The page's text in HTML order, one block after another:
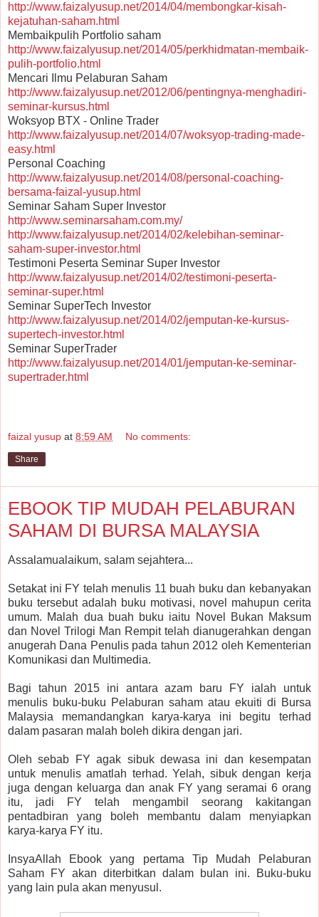
http://www.faizalyusup.net/2014/04/membongkar-kisah-
kejatuhan-saham.html
Membaikpulih Portfolio saham
http://www.faizalyusup.net/2014/05/perkhidmatan-membaik-
pulih-portfolio.html
Mencari Ilmu Pelaburan Saham
http://www.faizalyusup.net/2012/06/pentingnya-menghadiri-
seminar-kursus.html
Woksyop BTX - Online Trader
http://www.faizalyusup.net/2014/07/woksyop-trading-made-
easy.html
Personal Coaching
http://www.faizalyusup.net/2014/08/personal-coaching-
bersama-faizal-yusup.html
Seminar Saham Super Investor
http://www.seminarsaham.com.my/
http://www.faizalyusup.net/2014/02/kelebihan-seminar-
saham-super-investor.html
Testimoni Peserta Seminar Super Investor
http://www.faizalyusup.net/2014/02/testimoni-peserta-
seminar-super.html
Seminar SuperTech Investor
http://www.faizalyusup.net/2014/02/jemputan-ke-kursus-
supertech-investor.html
Seminar SuperTrader
http://www.faizalyusup.net/2014/01/jemputan-ke-seminar-
supertrader.html
faizal yusup at 8:59 AM No comments:
Share
EBOOK TIP MUDAH PELABURAN
SAHAM DI BURSA MALAYSIA
Assalamualaikum, salam sejahtera...
Setakat ini FY telah menulis 11 buah buku dan kebanyakan
buku tersebut adalah buku motivasi, novel mahupun cerita
umum. Malah dua buah buku iaitu Novel Bukan Maksum
dan Novel Trilogi Man Rempit telah dianugerahkan dengan
anugerah Dana Penulis pada tahun 2012 oleh Kementerian
Komunikasi dan Multimedia.
Bagi tahun 2015 ini antara azam baru FY ialah untuk
menulis buku-buku Pelaburan saham atau ekuiti di Bursa
Malaysia memandangkan karya-karya ini begitu terhad
dalam pasaran malah boleh dikira dengan jari.
Oleh sebab FY agak sibuk dewasa ini dan kesempatan
untuk menulis amatlah terhad. Yelah, sibuk dengan kerja
juga dengan keluarga dan anak FY yang seramai 6 orang
itu, jadi FY telah mengambil seorang kakitangan
pentadbiran yang boleh membantu dalam menyiapkan
karya-karya FY itu.
InsyaAllah Ebook yang pertama Tip Mudah Pelaburan
Saham FY akan diterbitkan dalam bulan ini. Buku-buku
yang lain pula akan menyusul.